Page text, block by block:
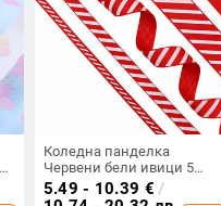
Коледна панделка
Червени бели ивици 5
ярда, червено бяла
захарна бастунка,
5.49 - 10.39 € /